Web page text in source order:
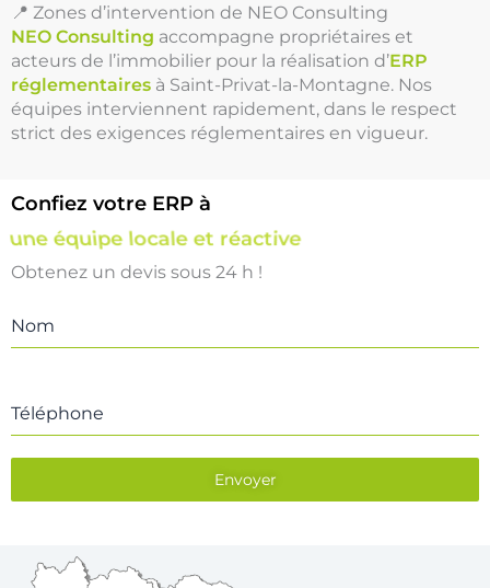
📍 Zones d’intervention de NEO Consulting
NEO Consulting accompagne propriétaires et
acteurs de l’immobilier pour la réalisation d’ERP
réglementaires à Saint-Privat-la-Montagne. Nos
équipes interviennent rapidement, dans le respect
strict des exigences réglementaires en vigueur.
Confiez votre ERP à
une équipe locale et réactive
Obtenez un devis sous 24 h !
Nom
Téléphone
Envoyer